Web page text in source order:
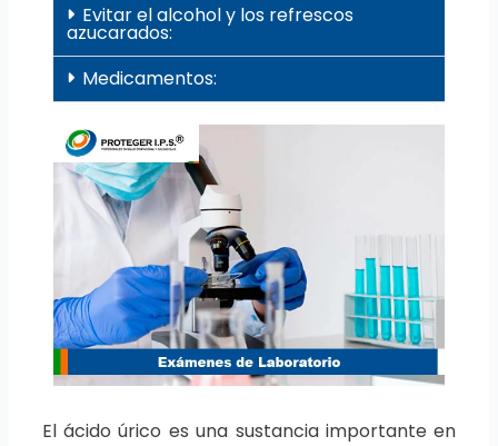
Evitar el alcohol y los refrescos
azucarados:
Medicamentos:
El ácido úrico es una sustancia importante en